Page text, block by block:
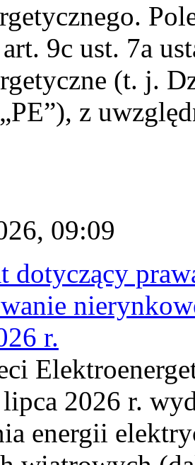
9c ust. 7a
(t. j.
z
09:09
dotyczący
r.
2026 r.
energii